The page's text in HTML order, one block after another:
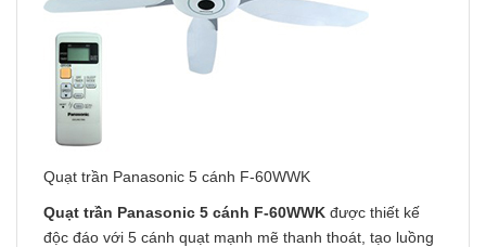
Quạt trần Panasonic 5 cánh F-60WWK
Quạt trần Panasonic 5 cánh F-60WWK được thiết kế
độc đáo với 5 cánh quạt mạnh mẽ thanh thoát, tạo luồng